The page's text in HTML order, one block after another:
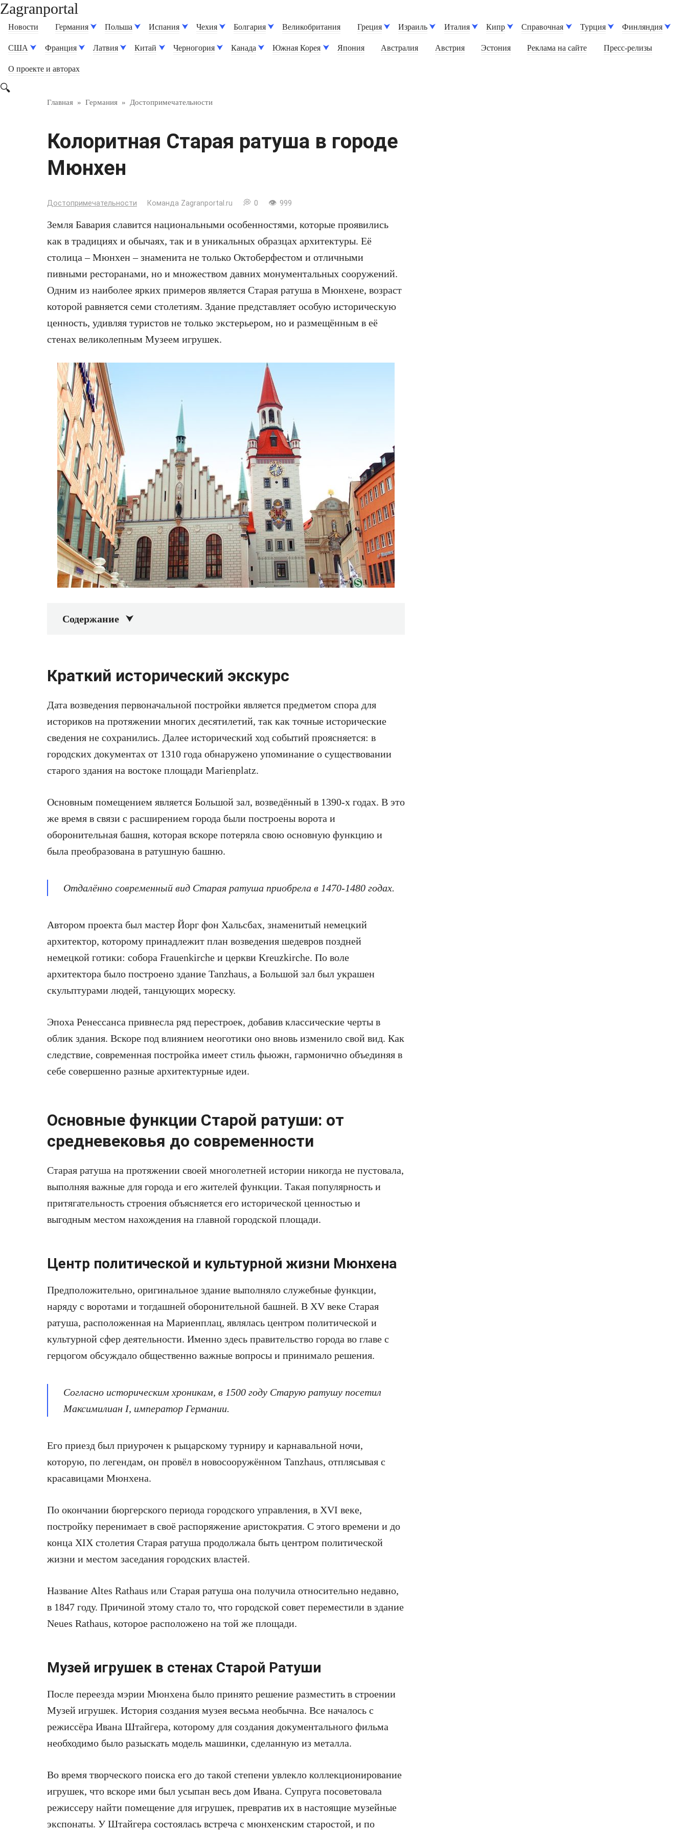
Перейти
Zagranportal
Новости Германия Польша Испания Чехия Болгария Великобритания Греция Израиль Италия Кипр Справочная Турция Финляндия
США Франция Латвия Китай Черногория Канада Южная Корея Япония Австралия Австрия Эстония Реклама на сайте Пресс-релизы
О проекте и авторах
Главная » Германия » Достопримечательности
Колоритная Старая ратуша в городе
Мюнхен
Достопримечательности Команда Zagranportal.ru 0 999
Земля Бавария славится национальными особенностями, которые проявились
как в традициях и обычаях, так и в уникальных образцах архитектуры. Её
столица – Мюнхен – знаменита не только Октоберфестом и отличными
пивными ресторанами, но и множеством давних монументальных сооружений.
Одним из наиболее ярких примеров является Старая ратуша в Мюнхене, возраст
которой равняется семи столетиям. Здание представляет особую историческую
ценность, удивляя туристов не только экстерьером, но и размещённым в её
стенах великолепным Музеем игрушек.
Содержание
Краткий исторический экскурс
Дата возведения первоначальной постройки является предметом спора для
историков на протяжении многих десятилетий, так как точные исторические
сведения не сохранились. Далее исторический ход событий проясняется: в
городских документах от 1310 года обнаружено упоминание о существовании
старого здания на востоке площади Marienplatz.
Основным помещением является Большой зал, возведённый в 1390-х годах. В это
же время в связи с расширением города были построены ворота и
оборонительная башня, которая вскоре потеряла свою основную функцию и
была преобразована в ратушную башню.
Отдалённо современный вид Старая ратуша приобрела в 1470-1480 годах.
Автором проекта был мастер Йорг фон Хальсбах, знаменитый немецкий
архитектор, которому принадлежит план возведения шедевров поздней
немецкой готики: собора Frauenkirche и церкви Kreuzkirche. По воле
архитектора было построено здание Tanzhaus, а Большой зал был украшен
скульптурами людей, танцующих мореску.
Эпоха Ренессанса привнесла ряд перестроек, добавив классические черты в
облик здания. Вскоре под влиянием неоготики оно вновь изменило свой вид. Как
следствие, современная постройка имеет стиль фьюжн, гармонично объединяя в
себе совершенно разные архитектурные идеи.
Основные функции Старой ратуши: от
средневековья до современности
Старая ратуша на протяжении своей многолетней истории никогда не пустовала,
выполняя важные для города и его жителей функции. Такая популярность и
притягательность строения объясняется его исторической ценностью и
выгодным местом нахождения на главной городской площади.
Центр политической и культурной жизни Мюнхена
Предположительно, оригинальное здание выполняло служебные функции,
наряду с воротами и тогдашней оборонительной башней. В XV веке Старая
ратуша, расположенная на Мариенплац, являлась центром политической и
культурной сфер деятельности. Именно здесь правительство города во главе с
герцогом обсуждало общественно важные вопросы и принимало решения.
Согласно историческим хроникам, в 1500 году Старую ратушу посетил
Максимилиан І, император Германии.
Его приезд был приурочен к рыцарскому турниру и карнавальной ночи,
которую, по легендам, он провёл в новосооружённом Tanzhaus, отплясывая с
красавицами Мюнхена.
По окончании бюргерского периода городского управления, в XVI веке,
постройку перенимает в своё распоряжение аристократия. С этого времени и до
конца XIX столетия Старая ратуша продолжала быть центром политической
жизни и местом заседания городских властей.
Название Altes Rathaus или Старая ратуша она получила относительно недавно,
в 1847 году. Причиной этому стало то, что городской совет переместили в здание
Neues Rathaus, которое расположено на той же площади.
Музей игрушек в стенах Старой Ратуши
После переезда мэрии Мюнхена было принято решение разместить в строении
Музей игрушек. История создания музея весьма необычна. Все началось с
режиссёра Ивана Штайгера, которому для создания документального фильма
необходимо было разыскать модель машинки, сделанную из металла.
Во время творческого поиска его до такой степени увлекло коллекционирование
игрушек, что вскоре ими был усыпан весь дом Ивана. Супруга посоветовала
режиссеру найти помещение для игрушек, превратив их в настоящие музейные
экспонаты. У Штайгера состоялась встреча с мюнхенским старостой, и по